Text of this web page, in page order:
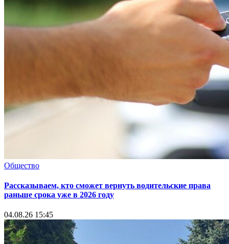
Общество
Рассказываем, кто сможет вернуть водительские права
раньше срока уже в 2026 году
04.08.26 15:45